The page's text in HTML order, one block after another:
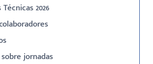
2026
jornadas